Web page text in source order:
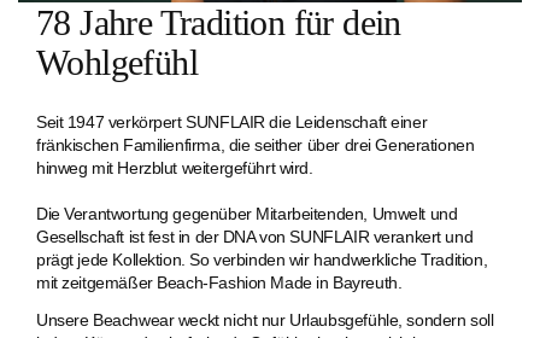
78 Jahre Tradition für dein
Wohlgefühl
Seit 1947 verkörpert SUNFLAIR die Leidenschaft einer
fränkischen Familien­firma, die seither über drei Generationen
hinweg mit Herzblut weitergeführt wird.
Die Verantwortung gegenüber Mitarbeitenden, Umwelt und
Gesellschaft ist fest in der DNA von SUNFLAIR verankert und
prägt jede Kollektion. So verbinden wir handwerkliche Tradition,
mit zeitgemäßer Beach-Fashion Made in Bayreuth.
Unsere Beachwear weckt nicht nur Urlaubsgefühle, sondern soll